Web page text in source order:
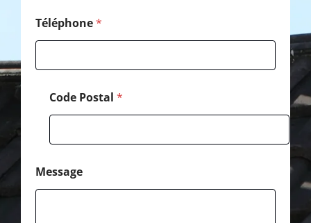
o
d
e
Téléphone*
Code Postal *
Message